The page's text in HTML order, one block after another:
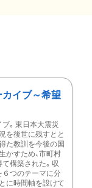
イブ～希望
。東日本大震災
を後世に残すとと
た教訓を今後の国
かすため、市町村
構築された。収
つのテーマに分
に時間軸を設けて